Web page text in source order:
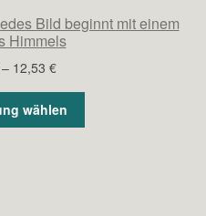
Bild beginnt mit einem
Himmels
– 12,53 €Preisspanne:
bis
12,53 €
wählen